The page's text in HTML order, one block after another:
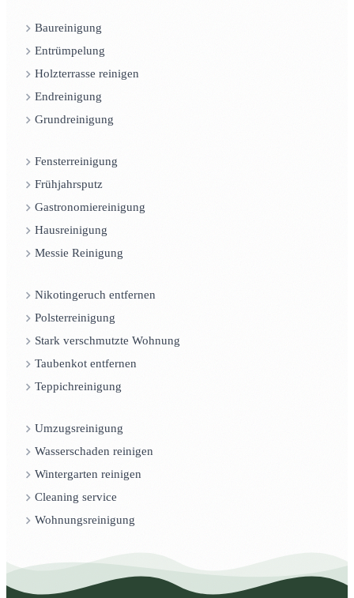
Baureinigung
Entrümpelung
Holzterrasse reinigen
Endreinigung
Grundreinigung
Fensterreinigung
Frühjahrsputz
Gastronomiereinigung
Hausreinigung
Messie Reinigung
Nikotingeruch entfernen
Polsterreinigung
Stark verschmutzte Wohnung
Taubenkot entfernen
Teppichreinigung
Umzugsreinigung
Wasserschaden reinigen
Wintergarten reinigen
Cleaning service
Wohnungsreinigung